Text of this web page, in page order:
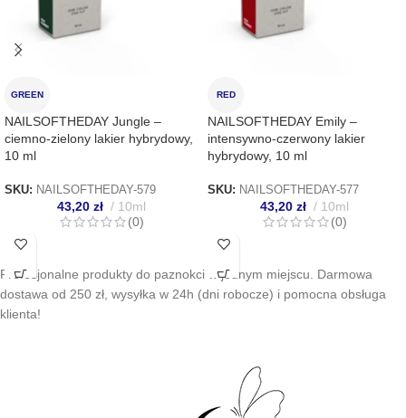
GREEN
NAILSOFTHEDAY Jungle –
ciemno-zielony lakier hybrydowy,
10 ml
SKU: NAILSOFTHEDAY-579
43,20 zł
10ml
(0)
RED
NAILSOFTHEDAY Emily –
intensywno-czerwony lakier
hybrydowy, 10 ml
SKU: NAILSOFTHEDAY-577
43,20 zł
10ml
(0)
Profesjonalne produkty do paznokci w jednym miejscu. Darmowa
dostawa od 250 zł, wysyłka w 24h (dni robocze) i pomocna obsługa
klienta!